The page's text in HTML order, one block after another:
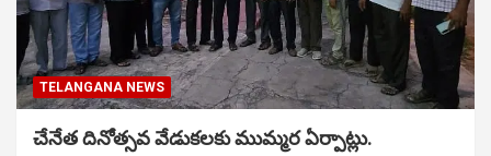
TELANGANA NEWS
చేనేత దినోత్సవ వేడుకలకు ముమ్మర ఏర్పాట్లు.